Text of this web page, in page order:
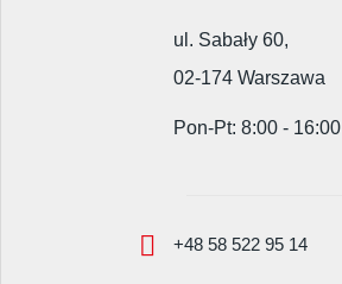
ul. Sabały 60,
02-174 Warszawa
Pon-Pt: 8:00 - 16:00
+48 58 522 95 14